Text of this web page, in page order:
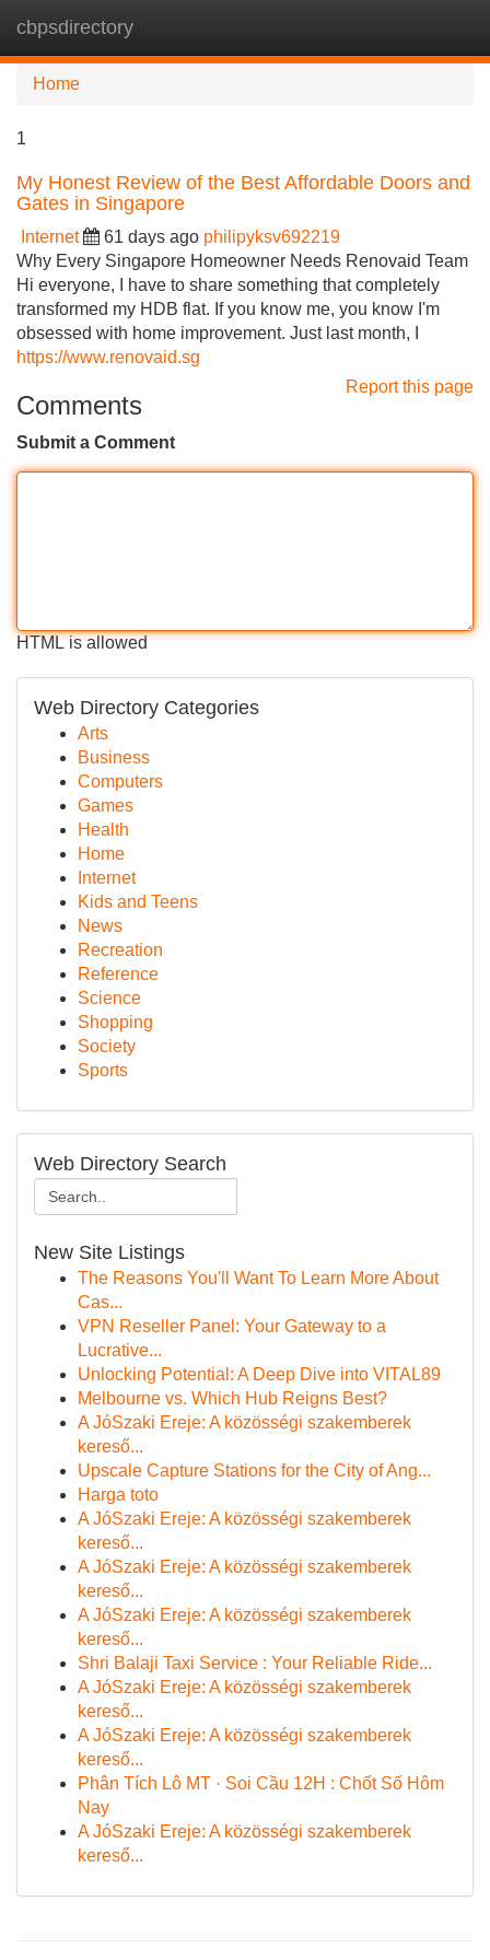
cbpsdirectory
Home
1
My Honest Review of the Best Affordable Doors and
Gates in Singapore
Internet 61 days ago philipyksv692219
Why Every Singapore Homeowner Needs Renovaid Team
Hi everyone, I have to share something that completely
transformed my HDB flat. If you know me, you know I'm
obsessed with home improvement. Just last month, I
https://www.renovaid.sg
Report this page
Comments
Submit a Comment
HTML is allowed
Web Directory Categories
Arts
Business
Computers
Games
Health
Home
Internet
Kids and Teens
News
Recreation
Reference
Science
Shopping
Society
Sports
Web Directory Search
New Site Listings
The Reasons You'll Want To Learn More About
Cas...
VPN Reseller Panel: Your Gateway to a
Lucrative...
Unlocking Potential: A Deep Dive into VITAL89
Melbourne vs. Which Hub Reigns Best?
A JóSzaki Ereje: A közösségi szakemberek
kereső...
Upscale Capture Stations for the City of Ang...
Harga toto
A JóSzaki Ereje: A közösségi szakemberek
kereső...
A JóSzaki Ereje: A közösségi szakemberek
kereső...
A JóSzaki Ereje: A közösségi szakemberek
kereső...
Shri Balaji Taxi Service : Your Reliable Ride...
A JóSzaki Ereje: A közösségi szakemberek
kereső...
A JóSzaki Ereje: A közösségi szakemberek
kereső...
Phân Tích Lô MT · Soi Cầu 12H : Chốt Số Hôm
Nay
A JóSzaki Ereje: A közösségi szakemberek
kereső...